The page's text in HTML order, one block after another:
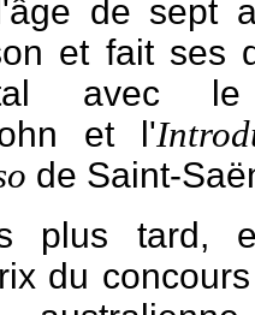
de sept
et fait ses
avec le
et l'
de Saint-
plus tard,
du